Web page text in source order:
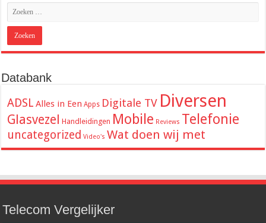
Databank
ADSL Alles in Een Apps Digitale TV Diversen
Glasvezel Handleidingen Mobile Reviews Telefonie
uncategorized Video's Wat doen wij met
Telecom Vergelijker